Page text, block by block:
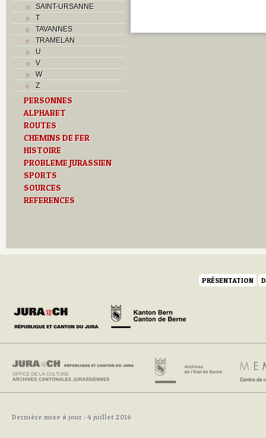
SAINT-URSANNE
T
TAVANNES
TRAMELAN
U
V
W
Z
PERSONNES
ALPHABET
ROUTES
CHEMINS DE FER
HISTOIRE
PROBLEME JURASSIEN
SPORTS
SOURCES
REFERENCES
PRÉSENTATION
Dernière mise à jour : 4 juillet 2016